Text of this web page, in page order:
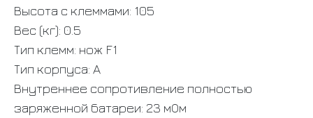
Высота с клеммами: 105
Вес (кг): 0.5
Тип клемм: нож F1
Тип корпуса: A
Внутреннее сопротивление полностью
заряженной батареи: 23 мОм